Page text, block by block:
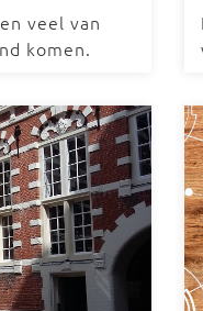
veel van
komen.